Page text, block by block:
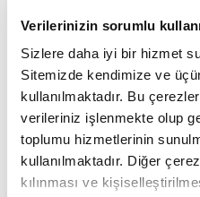
Verilerinizin sorumlu
Sizlere daha iyi bir hizmet
Sitemizde kendimize ve
kullanılmaktadır. Bu
verileriniz işlenmekte olup
toplumu hizmetlerinin
kullanılmaktadır. Diğer
kılınması ve
fazla güven kazanmanın
başka insanların
Basitçe söylemek
karşılaştırmalar
fazlası olabiliriz. Roger